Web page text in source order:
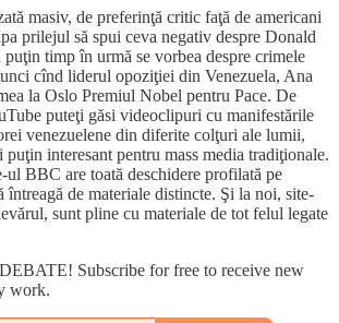
masiv, de preferinţă critic faţă de americani
prilejul să spui ceva negativ despre Donald
timp în urmă se vorbea despre crimele
cînd liderul opoziţiei din Venezuela, Ana
la Oslo Premiul Nobel pentru Pace. De
puteţi găsi videoclipuri cu manifestările
venezuelene din diferite colţuri ale lumii,
puţin interesant pentru mass media tradiţionale.
ul BBC are toată deschidere profilată pe
întreagă de materiale distincte. Şi la noi, site-
sunt pline cu materiale de tot felul legate
Subscribe for free to receive new
work.